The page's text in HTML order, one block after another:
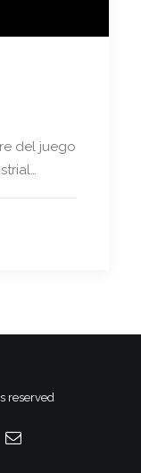
del juego
reserved